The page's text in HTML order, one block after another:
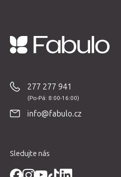
277 277 941
info@fabulo.cz
Sledujte nás